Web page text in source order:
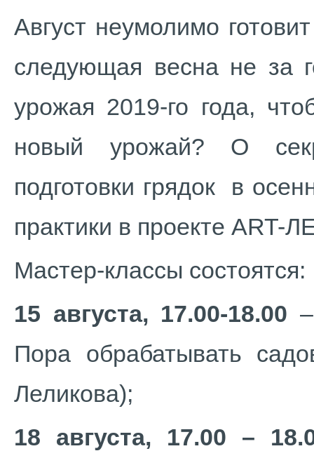
Август неумолимо
следующая весна не за
урожая 2019-го года,
новый урожай? О
подготовки грядок в
практики в проекте ART-
Мастер-классы состоятся:
15 августа, 17.00-18.00
Пора обрабатывать
Леликова);
18 августа, 17.00 –